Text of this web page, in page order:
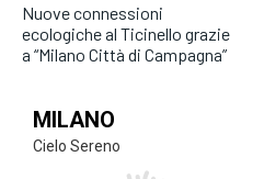
Nuove connessioni
ecologiche al Ticinello grazie
a “Milano Città di Campagna”
MILANO
Cielo Sereno